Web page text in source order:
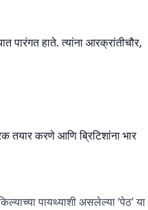
पारंगत हाते. त्यांना आरक्रांतीचौर,
तयार करणे आणि ब्रिटिशांना भार
पायथ्याशी असलेल्या ‘पेठ’ या